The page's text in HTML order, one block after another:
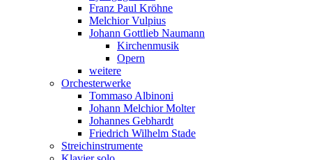
Franz Paul Kröhne
Melchior Vulpius
Johann Gottlieb Naumann
Kirchenmusik
Opern
weitere
Orchesterwerke
Tommaso Albinoni
Johann Melchior Molter
Johannes Gebhardt
Friedrich Wilhelm Stade
Streichinstrumente